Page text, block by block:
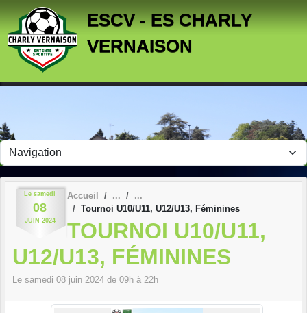
ESCV - ES CHARLY
VERNAISON
Le samedi
08
JUIN 2024
Accueil
Tournoi U10/U11, U12/U13, Féminines
TOURNOI U10/U11,
U12/U13, FÉMININES
Le samedi 08 juin 2024 de 09h à 22h
Panneau de gestion des cookies